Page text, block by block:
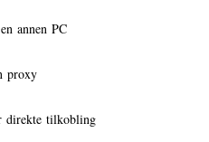
annen PC
proxy
direkte tilkobling